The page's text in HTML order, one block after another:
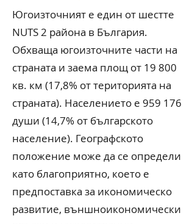
Югоизточният е един от шестте
NUTS 2 района в България.
Обхваща югоизточните части на
страната и заема площ от 19 800
кв. км (17,8% от територията на
страната). Населението е 959 176
души (14,7% от българското
население). Географското
положение може да се определи
като благоприятно, което е
предпоставка за икономическо
развитие, външноикономически